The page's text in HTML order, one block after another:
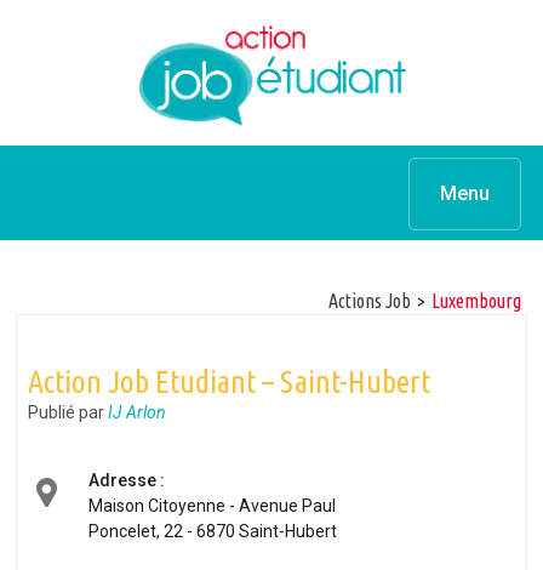
Menu
Actions Job > luxembourg
Action Job Etudiant – Saint-Hubert
Publié par IJ Arlon
Adresse :
Maison Citoyenne - Avenue Paul
Poncelet, 22 - 6870 Saint-Hubert